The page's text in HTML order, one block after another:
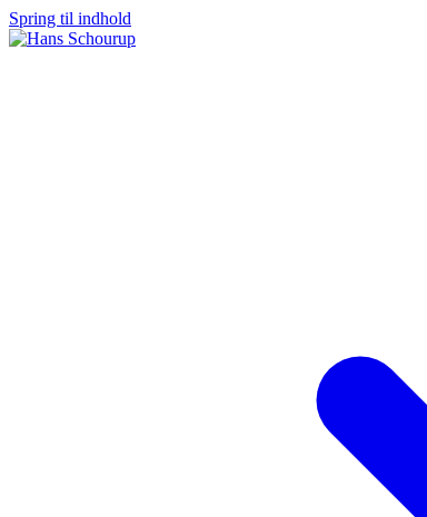
Spring til indhold